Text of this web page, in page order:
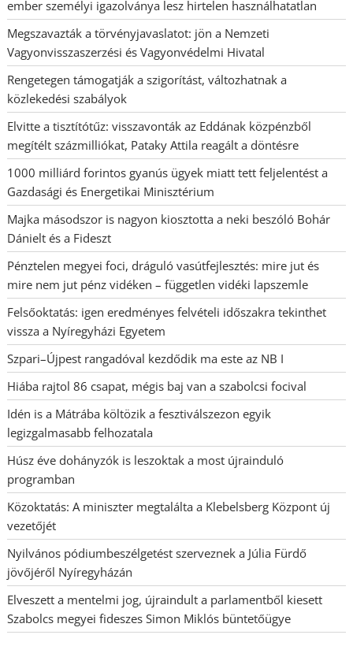
ember személyi igazolványa lesz hirtelen használhatatlan
Megszavazták a törvényjavaslatot: jön a Nemzeti
Vagyonvisszaszerzési és Vagyonvédelmi Hivatal
Rengetegen támogatják a szigorítást, változhatnak a
közlekedési szabályok
Elvitte a tisztítótűz: visszavonták az Eddának közpénzből
megítélt százmilliókat, Pataky Attila reagált a döntésre
1000 milliárd forintos gyanús ügyek miatt tett feljelentést a
Gazdasági és Energetikai Minisztérium
Majka másodszor is nagyon kiosztotta a neki beszóló Bohár
Dánielt és a Fideszt
Pénztelen megyei foci, dráguló vasútfejlesztés: mire jut és
mire nem jut pénz vidéken – független vidéki lapszemle
Felsőoktatás: igen eredményes felvételi időszakra tekinthet
vissza a Nyíregyházi Egyetem
Szpari–Újpest rangadóval kezdődik ma este az NB I
Hiába rajtol 86 csapat, mégis baj van a szabolcsi focival
Idén is a Mátrába költözik a fesztiválszezon egyik
legizgalmasabb felhozatala
Húsz éve dohányzók is leszoktak a most újrainduló
programban
Közoktatás: A miniszter megtalálta a Klebelsberg Központ új
vezetőjét
Nyilvános pódiumbeszélgetést szerveznek a Júlia Fürdő
jövőjéről Nyíregyházán
Elveszett a mentelmi jog, újraindult a parlamentből kiesett
Szabolcs megyei fideszes Simon Miklós büntetőügye